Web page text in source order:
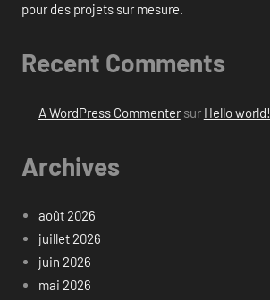
pour des projets sur mesure.
Recent Comments
A WordPress Commentersur Hello world!
Archives
août 2026
juillet 2026
juin 2026
mai 2026